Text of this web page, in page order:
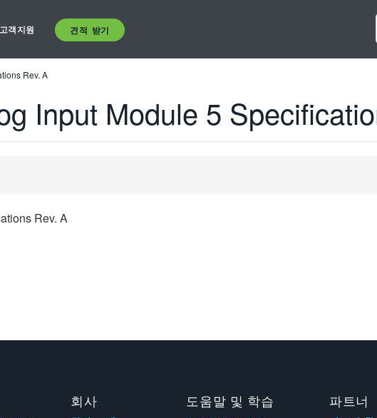
고객지원 견적 받기
Rev. A
Input Module 5
Rev. A
회사 도움말 및 학습 파트너